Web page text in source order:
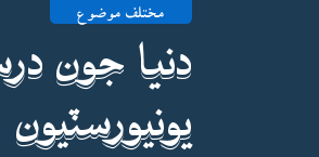
مختلف موضوع
دنيا جون
يونيورسٽيون